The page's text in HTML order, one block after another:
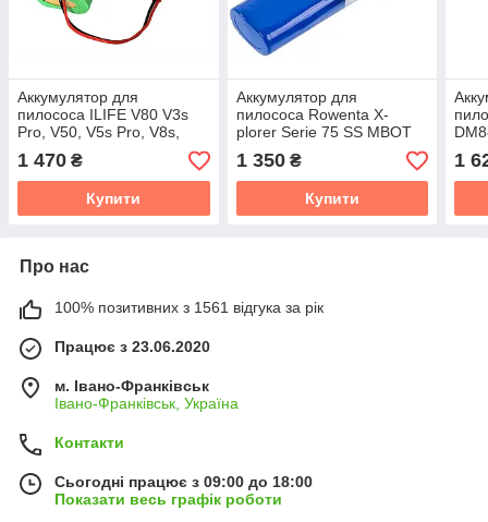
Аккумулятор для
пилососа ILIFE V80 V3s
Pro, V50, V5s Pro, V8s,
X750 14.4V 3500 mAh Li-
ion
1 470 ₴
Купити
Аккумулятор для
пилососа Rowenta X-
plorer Serie 75 SS MBOT
1 350₴
Купити
1
Про нас
100% позитивних з 1561 відгука за рік
Працює з 23.06.2020
м. Івано-Франківськ
Івано-Франківськ, Україна
Контакти
Сьогодні працює з 09:00 до 18:00
Показати весь графік роботи